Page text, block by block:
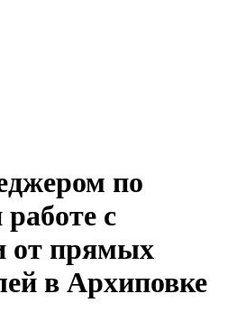
по
с
от прямых
в Архиповке